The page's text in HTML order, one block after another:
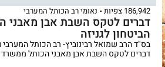
186,942 צפיות נאומי רב הכותל המערבי
דברים לטקס השבת אבן מאבני
הביטחון לגניזה
בס"ד הרב שמואל רבינוביץ- רב הכותל
דברים לטקס השבת אבן מאבני הכותל ממשרד